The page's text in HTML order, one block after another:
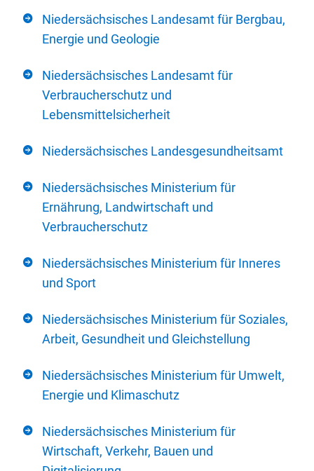
Niedersächsisches Landesamt für Bergbau,
Energie und Geologie
Niedersächsisches Landesamt für
Verbraucherschutz und
Lebensmittelsicherheit
Niedersächsisches Landesgesundheitsamt
Niedersächsisches Ministerium für
Ernährung, Landwirtschaft und
Verbraucherschutz
Niedersächsisches Ministerium für Inneres
und Sport
Niedersächsisches Ministerium für Soziales,
Arbeit, Gesundheit und Gleichstellung
Niedersächsisches Ministerium für Umwelt,
Energie und Klimaschutz
Niedersächsisches Ministerium für
Wirtschaft, Verkehr, Bauen und